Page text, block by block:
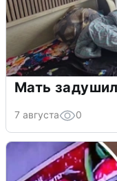
Мать
7 августа 0